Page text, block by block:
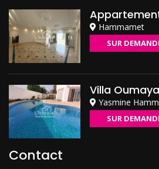
Hammamet
SUR
Villa Oumaya
Yasmine
SUR
Contact